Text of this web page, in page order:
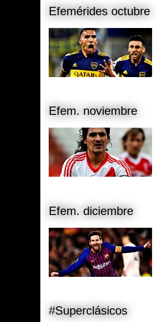
Efemérides octubre
Efem. noviembre
Efem. diciembre
#Superclásicos